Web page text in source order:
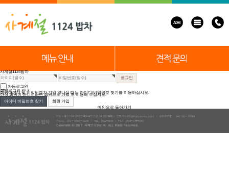
사계절1124밥차
자동로그인
회원로그인 안내
회원아이디 및 비밀번호가 기억 안나실 때는 아이디/비밀번호 찾기를 이용하십시오.
아직 회원이 아니시라면 회원으로 가입 후 이용해 주십시오.
아이디 비밀번호 찾기
회원 가입
메인으로 돌아가기